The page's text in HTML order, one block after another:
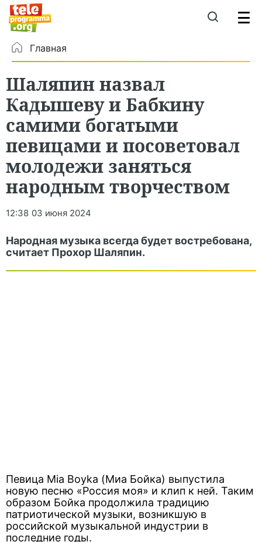
Главная
Шаляпин назвал
Кадышеву и Бабкину
самими богатыми
певицами и посоветовал
молодежи заняться
народным творчеством
12:38 03 июня 2024
Народная музыка всегда будет востребована,
считает Прохор Шаляпин.
Певица Mia Boyka (Миа Бойка) выпустила
новую песню «Россия моя» и клип к ней. Таким
образом Бойка продолжила традицию
патриотической музыки, возникшую в
российской музыкальной индустрии в
последние годы.